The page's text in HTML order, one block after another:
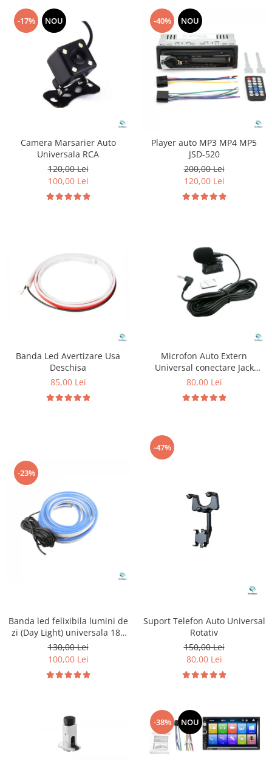
-17% NOU
Camera Marsarier Auto
Universala RCA
120,00 Lei
100,00 Lei
-40% NOU
Player auto MP3 MP4 MP5
JSD-520
200,00 Lei
120,00 Lei
Banda Led Avertizare Usa
Deschisa
85,00 Lei
Microfon Auto Extern
Universal conectare Jack
3.5mm
80,00 Lei
-23%
Banda led felixibila lumini de
zi (Day Light) universala 180
cm
130,00 Lei
100,00 Lei
-47%
Suport Telefon Auto Universal
Rotativ
150,00 Lei
80,00 Lei
-38% NOU